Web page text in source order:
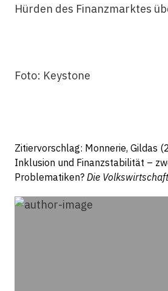
Hürden des Finanzmarktes
Foto: Keystone
Zitiervorschlag: Monnerie, Gildas
Inklusion und Finanzstabilität –
Problematiken? Die Volkswirtschaft